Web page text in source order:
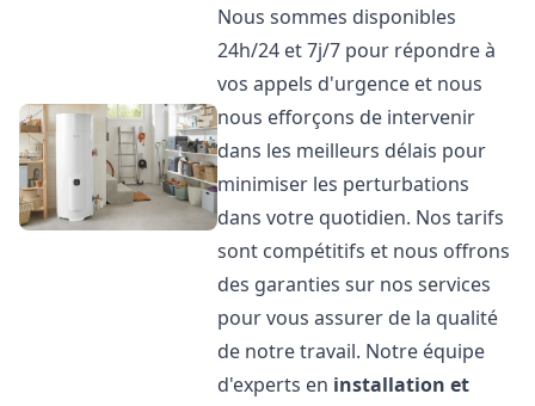
Nous sommes disponibles
24h/24 et 7j/7 pour répondre à
vos appels d'urgence et nous
nous efforçons de intervenir
dans les meilleurs délais pour
minimiser les perturbations
dans votre quotidien. Nos tarifs
sont compétitifs et nous offrons
des garanties sur nos services
pour vous assurer de la qualité
de notre travail. Notre équipe
d'experts en installation et